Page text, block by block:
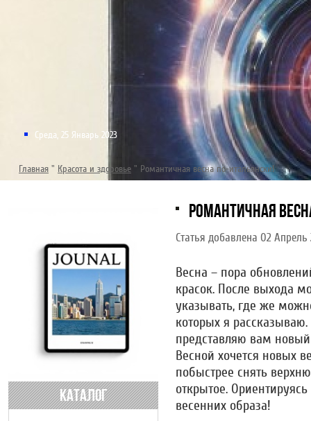
Среда, 25 Январь 2023
Главная " Красота и здоровье " Романтичная весна по-итальянски!
КАТАЛОГ
РОМАНТИЧНАЯ
Статья добавлена 02 Апрель
Весна – пора
красок. После выхода
указывать, где же
которых я
представляю вам
Весной хочется новых
побыстрее снять
открытое.
весенних образа!